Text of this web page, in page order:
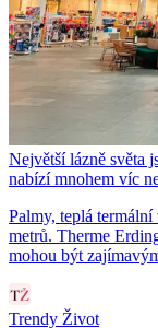
Největší lázně světa
nabízí mnohem víc
Palmy, teplá
metrů. Therme
mohou být
Trendy Život